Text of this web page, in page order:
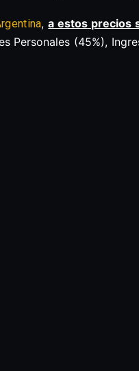
,a estos precios
Personales (45%),